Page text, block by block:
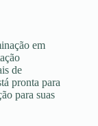
em
de
pronta para
para suas